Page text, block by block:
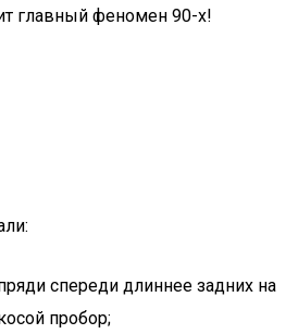
главный феномен 90-х!
спереди длиннее задних на
пробор;